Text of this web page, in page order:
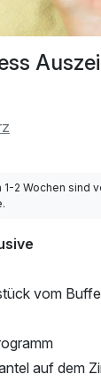
2 Wochen sind
vom
auf dem